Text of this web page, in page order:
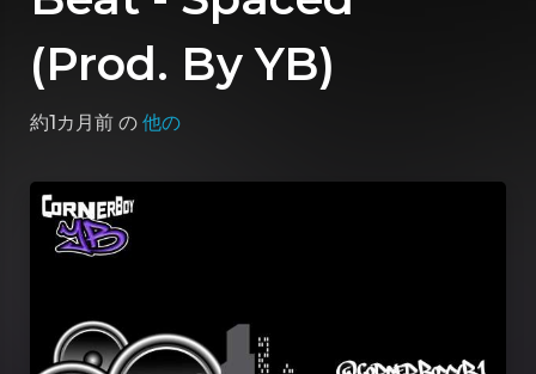
(Prod. By YB)
約1カ月前 の 他の